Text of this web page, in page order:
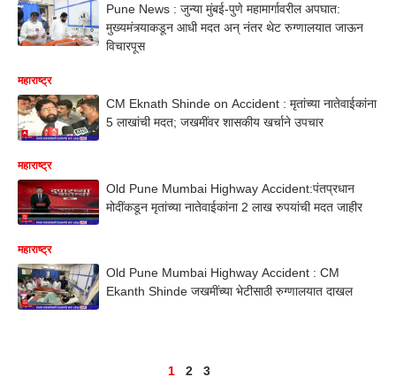
Pune News : जुन्या मुंबई-पुणे महामार्गावरील अपघात:
मुख्यमंत्र्याकडून आधी मदत अन् नंतर थेट रुग्णालयात जाऊन
विचारपूस
महाराष्ट्र
CM Eknath Shinde on Accident : मृतांच्या नातेवाईकांना
5 लाखांची मदत; जखमींवर शासकीय खर्चाने उपचार
महाराष्ट्र
Old Pune Mumbai Highway Accident:पंतप्रधान
मोदींकडून मृतांच्या नातेवाईकांना 2 लाख रुपयांची मदत जाहीर
महाराष्ट्र
Old Pune Mumbai Highway Accident : CM
Ekanth Shinde जखमींच्या भेटीसाठी रुग्णालयात दाखल
1 2 3